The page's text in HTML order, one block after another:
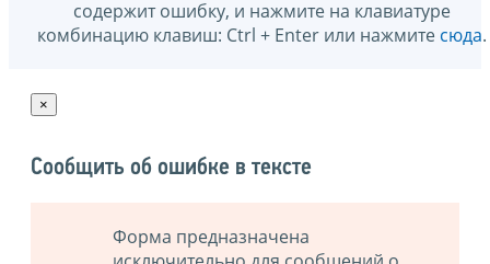
содержит ошибку, и нажмите на клавиатуре
комбинацию клавиш: Ctrl + Enter или нажмите сюда.
×
Сообщить об ошибке в тексте
Форма предназначена